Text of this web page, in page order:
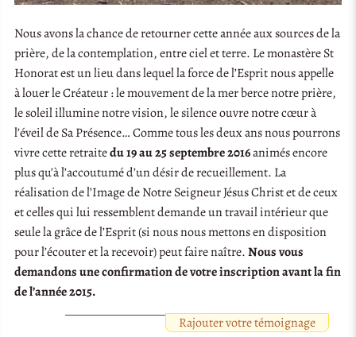
Nous avons la chance de retourner cette année aux sources de la
prière, de la contemplation, entre ciel et terre. Le monastère St
Honorat est un lieu dans lequel la force de l’Esprit nous appelle
à louer le Créateur : le mouvement de la mer berce notre prière,
le soleil illumine notre vision, le silence ouvre notre cœur à
l’éveil de Sa Présence… Comme tous les deux ans nous pourrons
vivre cette retraitedu 19 au 25 septembre 2016animés encore
plus qu’à l’accoutumé d’un désir de recueillement. La
réalisation de l’Image de Notre Seigneur Jésus Christ et de ceux
et celles qui lui ressemblent demande un travail intérieur que
seule la grâce de l’Esprit (si nous nous mettons en disposition
pour l’écouter et la recevoir) peut faire naître.Nous vous
demandons une confirmation de votre inscription avant la fin
de l’année 2015.
Rajouter votre témoignage